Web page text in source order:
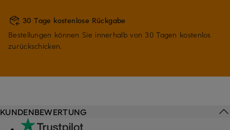
30 Tage kostenlose Rückgabe
Bestellungen können Sie innerhalb von 30 Tagen kostenlos
zurückschicken.
KUNDENBEWERTUNG